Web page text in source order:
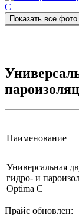
Показать все фото
Наименование
Универсальная
гидро- и
Optima C
Прайс обновлен: